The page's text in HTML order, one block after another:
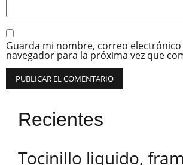
Guarda mi nombre, correo electrónico
navegador para la próxima vez que
Recientes
Tocinillo liquido,